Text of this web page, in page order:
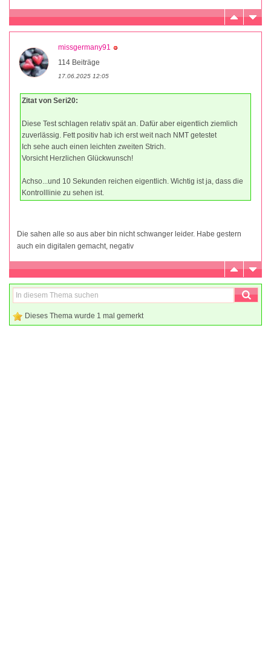
missgermany91
114 Beiträge
17.06.2025 12:05
Zitat von Seri20:
Diese Test schlagen relativ spät an. Dafür aber eigentlich ziemlich
zuverlässig. Fett positiv hab ich erst weit nach NMT getestet
Ich sehe auch einen leichten zweiten Strich.
Vorsicht Herzlichen Glückwunsch!
Achso...und 10 Sekunden reichen eigentlich. Wichtig ist ja, dass die
Kontrolllinie zu sehen ist.
Die sahen alle so aus aber bin nicht schwanger leider. Habe gestern
auch ein digitalen gemacht, negativ
Dieses Thema wurde 1 mal gemerkt